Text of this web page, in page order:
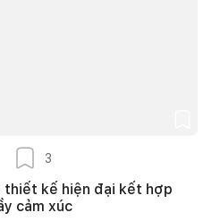
3
thiết kế hiện đại kết hợp
cảm xúc